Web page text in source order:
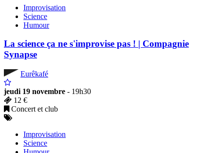
Improvisation
Science
Humour
La science ça ne s'improvise pas ! | Compagnie
Synapse
Eurêkafé
jeudi 19 novembre - 19h30
12 €
Concert et club
Improvisation
Science